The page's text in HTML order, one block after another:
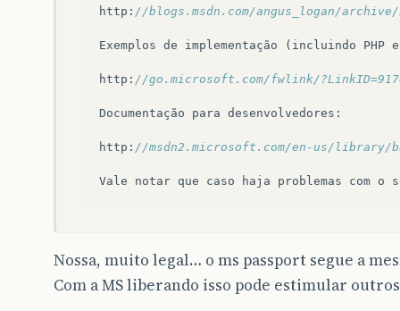
http : //blogs.msdn.com/angus_logan/
Exemplos de implementação ( incluindo PHP e
http : //go.microsoft.com/fwlink/
Documentação para desenvolvedores :
http : //msdn2.microsoft.com/en-us/library/
Vale notar que caso haja problemas com o
Nossa, muito legal… o ms passport segue a
Com a MS liberando isso pode estimular